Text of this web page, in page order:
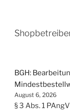
BGH:
August 6, 2026
§ 3 Abs. 1